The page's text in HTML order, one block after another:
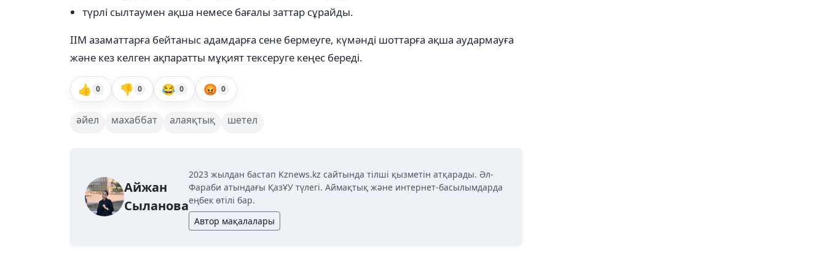
түрлі сылтаумен ақша немесе бағалы заттар сұрайды.
ІІМ азаматтарға бейтаныс адамдарға сене бермеуге, күмәнді шоттарға ақша аудармауға
және кез келген ақпаратты мұқият тексеруге кеңес береді.
👍 0 👎 0 😂 0 😡 0
әйел махаббат алаяқтық шетел
Айжан
Сыланова
2023 жылдан бастап Kznews.kz сайтында тілші қызметін атқарады. Әл-
Фараби атындағы ҚазҰУ түлегі. Аймақтық және интернет-басылымдарда
еңбек өтілі бар.
Автор мақалалары